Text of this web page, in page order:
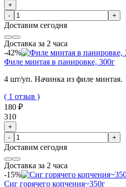
+
-
+
Доставим сегодня
Доставка за 2 часа
-42%
Филе минтая в панировке, 300г
4 шт/уп. Начинка из филе минтая.
( 1 отзыв )
180 ₽
310
+
-
+
Доставим сегодня
Доставка за 2 часа
-15%
Сиг горячего копчения~350г